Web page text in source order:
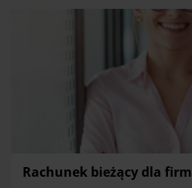
Rachunek bieżący dla firm